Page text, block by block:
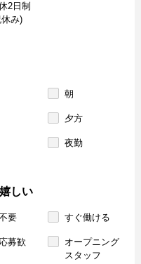
2日制
み)
朝
夕方
夜勤
しい
要 すぐ働ける
募歓
オープニング
スタッフ